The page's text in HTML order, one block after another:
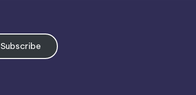
Subscribe